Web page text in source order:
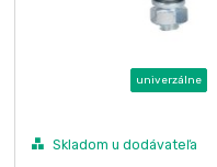
univerzálne
Skladom u dodávateľa